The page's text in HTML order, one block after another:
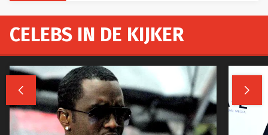
CELEBS IN DE KIJKER
 